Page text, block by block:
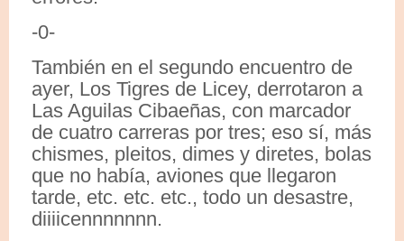
-0-
También en el segundo encuentro de
ayer, Los Tigres de Licey, derrotaron a
Las Aguilas Cibaeñas, con marcador
de cuatro carreras por tres; eso sí, más
chismes, pleitos, dimes y diretes, bolas
que no había, aviones que llegaron
tarde, etc. etc. etc., todo un desastre,
diiiicennnnnnn.